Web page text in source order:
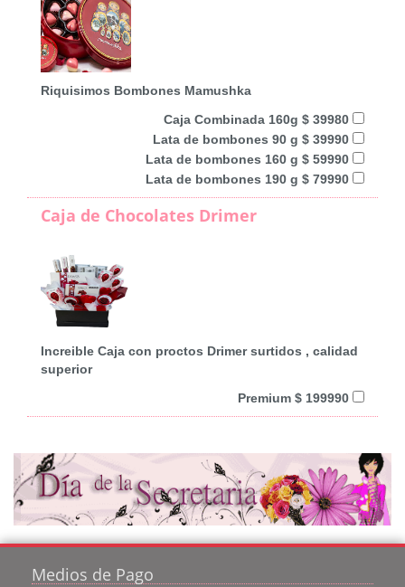
Riquisimos Bombones Mamushka
Caja Combinada 160g $ 39980
Lata de bombones 90 g $ 39990
Lata de bombones 160 g $ 59990
Lata de bombones 190 g $ 79990
Caja de Chocolates Drimer
Increible Caja con proctos Drimer surtidos , calidad
superior
Premium $ 199990
Medios de Pago